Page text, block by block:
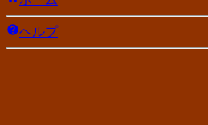
ヘルプ